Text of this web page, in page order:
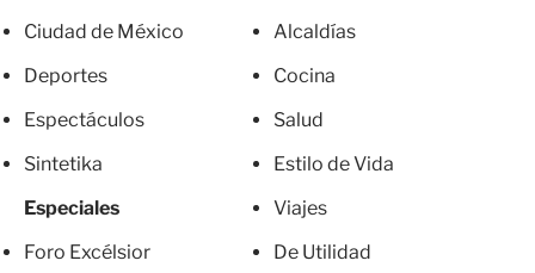
Ciudad de México
Deportes
Espectáculos
Sintetika
Especiales
Foro Excélsior
Alcaldías
Cocina
Salud
Estilo de Vida
Viajes
De Utilidad